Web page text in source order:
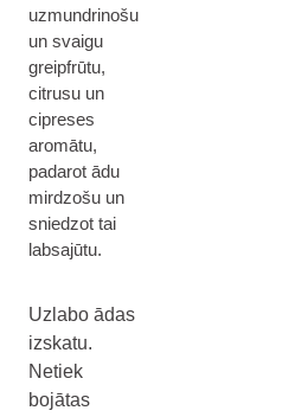
uzmundrinošu
un svaigu
greipfrūtu,
citrusu un
cipreses
aromātu,
padarot ādu
mirdzošu un
sniedzot tai
labsajūtu.
Uzlabo ādas
izskatu.
Netiek
bojātas